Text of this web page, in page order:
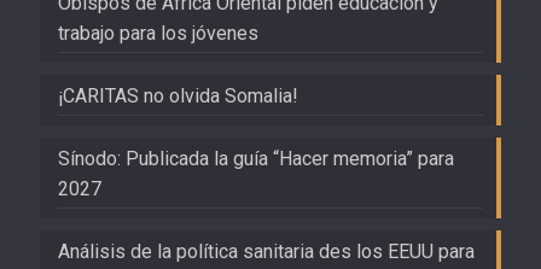
trabajo para los jóvenes
¡CARITAS no olvida Somalia!
Sínodo: Publicada la guía “Hacer memoria” para
2027
Análisis de la política sanitaria des los EEUU para